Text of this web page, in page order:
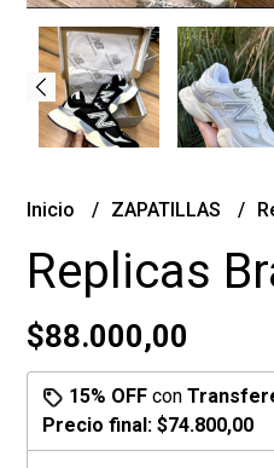
Inicio ZAPATILLAS
Replicas
$88.000,00
15% OFF con
Precio final:$74.800,00